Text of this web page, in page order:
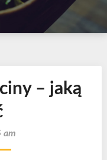
– jaką
am